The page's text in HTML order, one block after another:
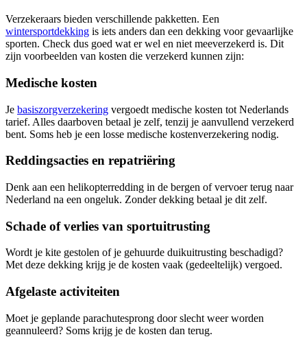
Verzekeraars bieden verschillende pakketten. Een
wintersportdekking is iets anders dan een dekking voor gevaarlijke
sporten. Check dus goed wat er wel en niet meeverzekerd is. Dit
zijn voorbeelden van kosten die verzekerd kunnen zijn:
Medische kosten
Je basiszorgverzekering vergoedt medische kosten tot Nederlands
tarief. Alles daarboven betaal je zelf, tenzij je aanvullend verzekerd
bent. Soms heb je een losse medische kostenverzekering nodig.
Reddingsacties en repatriëring
Denk aan een helikopterredding in de bergen of vervoer terug naar
Nederland na een ongeluk. Zonder dekking betaal je dit zelf.
Schade of verlies van sportuitrusting
Wordt je kite gestolen of je gehuurde duikuitrusting beschadigd?
Met deze dekking krijg je de kosten vaak (gedeeltelijk) vergoed.
Afgelaste activiteiten
Moet je geplande parachutesprong door slecht weer worden
geannuleerd? Soms krijg je de kosten dan terug.